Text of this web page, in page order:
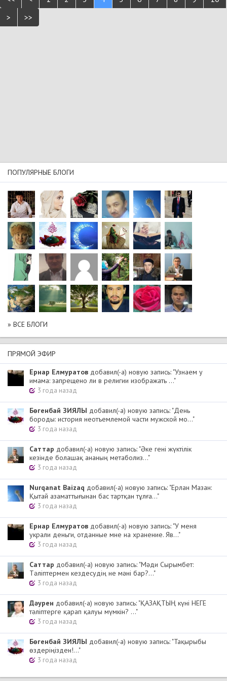
>
>>
ПОПУЛЯРНЫЕ БЛОГИ
» ВСЕ БЛОГИ
ПРЯМОЙ ЭФИР
Ернар Елмуратов добавил(-а) новую запись: "Узнаем у
имама: запрещено ли в религии изображать ..."
3 года назад
Бөгенбай ЗИЯЛЫ добавил(-а) новую запись: "День
бороды: история неотъемлемой части мужской мо..."
3 года назад
Cаттар добавил(-а) новую запись: "Әке гені жүктілік
кезінде болашақ ананың метаболиз..."
3 года назад
Nurqanat Baizaq добавил(-а) новую запись: "Ерлан Мазан:
Қытай азаматтығынан бас тартқан тұлға..."
3 года назад
Ернар Елмуратов добавил(-а) новую запись: "У меня
украли деньги, отданные мне на хранение. Яв..."
3 года назад
Cаттар добавил(-а) новую запись: "Мәди Сырымбет:
Тәліптермен кездесудің не мәні бар?..."
3 года назад
Дәурен добавил(-а) новую запись: "ҚАЗАҚТЫҢ күні НЕГЕ
тәліптерге қарап қалуы мүмкін? ..."
3 года назад
Бөгенбай ЗИЯЛЫ добавил(-а) новую запись: "Тақырыбы
өздеріңізден!..."
3 года назад